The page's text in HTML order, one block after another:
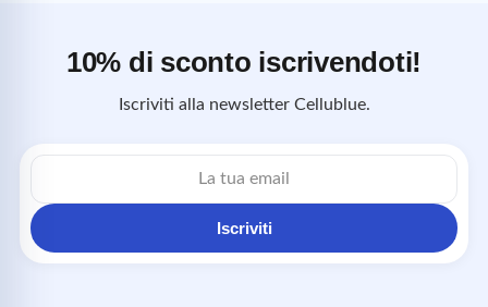
10% di sconto iscrivendoti!
Iscriviti alla newsletter Cellublue.
Indirizzo
email
Iscriviti